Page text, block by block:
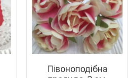
Півоноподібна